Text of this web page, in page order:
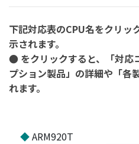
下記対応表のCPU名をクリッ
示されます。
● をクリックすると、「対応
プション製品」の詳細や「各
れます。
◆ARM920T